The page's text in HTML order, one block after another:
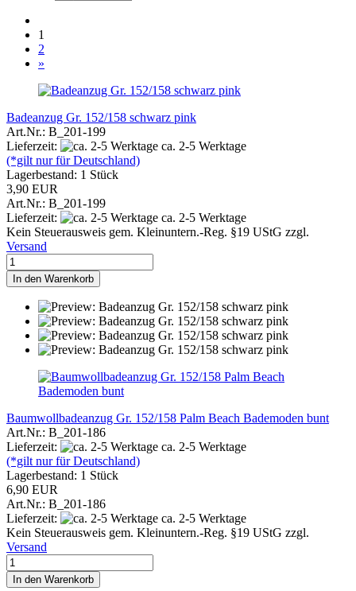
1
2
»
Badeanzug Gr. 152/158 schwarz pink
Art.Nr.: B_201-199
Lieferzeit:
ca. 2-5 Werktage
(*gilt nur für Deutschland)
Lagerbestand: 1 Stück
3,90 EUR
Art.Nr.: B_201-199
Lieferzeit:
ca. 2-5 Werktage
Kein Steuerausweis gem. Kleinuntern.-Reg. §19 UStG zzgl.
Versand
In den Warenkorb
Baumwollbadeanzug Gr. 152/158 Palm Beach Bademoden bunt
Art.Nr.: B_201-186
Lieferzeit:
ca. 2-5 Werktage
(*gilt nur für Deutschland)
Lagerbestand: 1 Stück
6,90 EUR
Art.Nr.: B_201-186
Lieferzeit:
ca. 2-5 Werktage
Kein Steuerausweis gem. Kleinuntern.-Reg. §19 UStG zzgl.
Versand
In den Warenkorb